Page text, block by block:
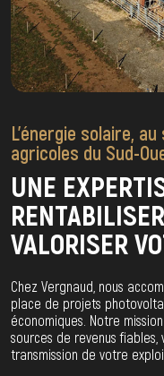
L’énergie solaire,
agricoles du Sud-
UNE
VALORISER
Chez Vergnaud, nous
place de projets
économiques. Notre
sources de revenus
transmission de votre